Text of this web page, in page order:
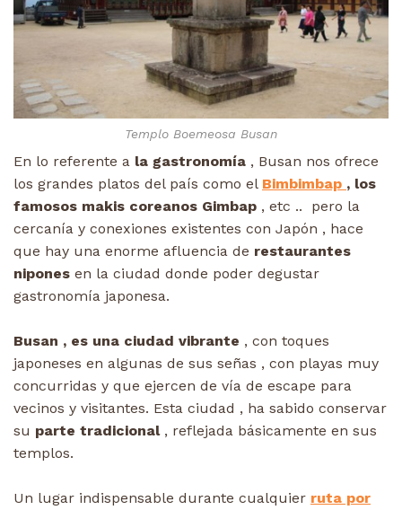
Templo Boemeosa Busan
En lo referente a la gastronomía , Busan nos ofrece
los grandes platos del país como el Bimbimbap , los
famosos makis coreanos Gimbap , etc .. pero la
cercanía y conexiones existentes con Japón , hace
que hay una enorme afluencia de restaurantes
nipones en la ciudad donde poder degustar
gastronomía japonesa.
Busan , es una ciudad vibrante , con toques
japoneses en algunas de sus señas , con playas muy
concurridas y que ejercen de vía de escape para
vecinos y visitantes. Esta ciudad , ha sabido conservar
su parte tradicional, reflejada básicamente en sus
templos.
Un lugar indispensable durante cualquier ruta por